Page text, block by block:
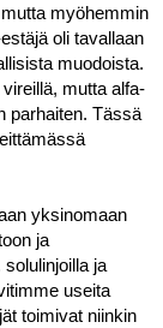
myöhemmin
oli tavallaan
muodoista.
mutta alfa-
parhaiten. Tässä
yksinomaan
ja
ja
useita
toimivat niinkin